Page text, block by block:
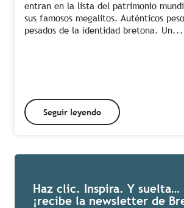
entran en la lista del patrimonio
sus famosos megalitos. Auténticos
pesados de la identidad bretona. Un...
Seguir leyendo
Haz clic. Inspira. Y suelta…
¡recibe la newsletter de